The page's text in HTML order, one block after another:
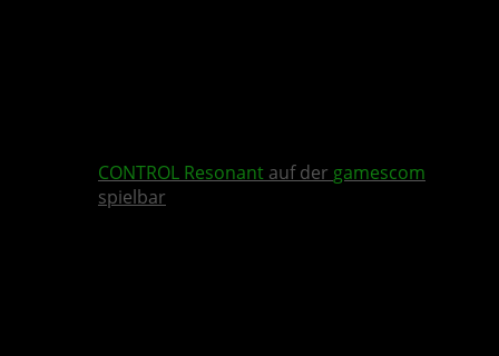
CONTROL Resonant auf der gamescom
spielbar